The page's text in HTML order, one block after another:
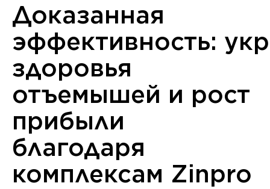
Доказанная
эффективность:
здоровья
отъемышей и рост
прибыли
благодаря
комплексам Zinpro